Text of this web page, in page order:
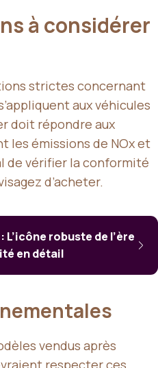
à considérer
strictes concernant
aux véhicules
doit répondre aux
les émissions de NOx et
de vérifier la conformité
d’acheter.
L’icône robuste de l’ère
en détail
vendus après
respecter ces